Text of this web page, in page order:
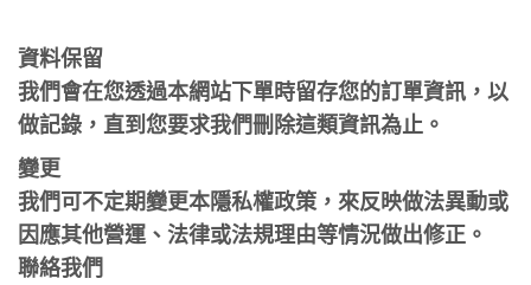
資料保留
我們會在您透過本網站下單時留存您的訂單資訊，以
做記錄，直到您要求我們刪除這類資訊為止。
變更
我們可不定期變更本隱私權政策，來反映做法異動或
因應其他營運、法律或法規理由等情況做出修正。
聯絡我們